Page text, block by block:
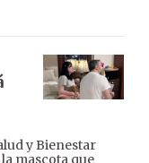
y Bienestar
mascota que